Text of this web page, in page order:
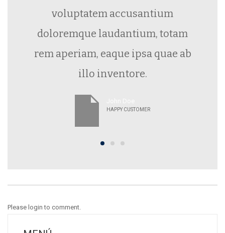
voluptatem accusantium
doloremque laudantium, totam
rem aperiam, eaque ipsa quae ab
illo inventore.
HAPPY CUSTOMER
Please login to comment.